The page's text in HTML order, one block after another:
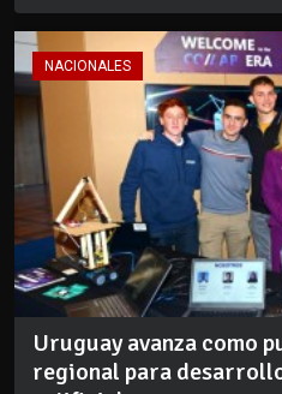
NACIONALES
Uruguay avanza como
regional para